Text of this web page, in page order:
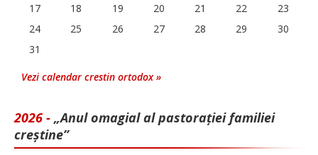
17
18 19 20 21 22
23
24
25 26 27 28 29
30
31
Vezi calendar crestin ortodox »
2026 - „Anul omagial al pastorației familiei
creștine”